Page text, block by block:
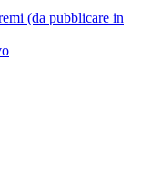
(da pubblicare in